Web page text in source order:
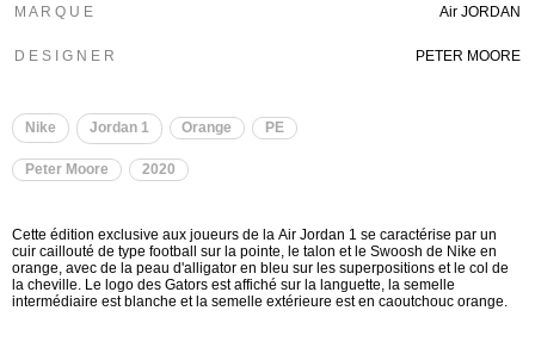
M A R Q U E Air JORDAN
D E S I G N E R PETER MOORE
Nike Jordan 1 Orange PE
Peter Moore 2020
Cette édition exclusive aux joueurs de la Air Jordan 1 se caractérise par un
cuir caillouté de type football sur la pointe, le talon et le Swoosh de Nike en
orange, avec de la peau d'alligator en bleu sur les superpositions et le col de
la cheville. Le logo des Gators est affiché sur la languette, la semelle
intermédiaire est blanche et la semelle extérieure est en caoutchouc orange.